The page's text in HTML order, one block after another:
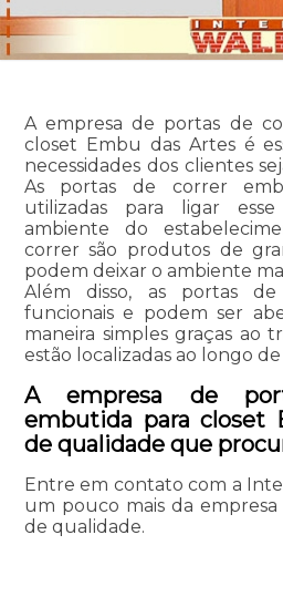
A empresa de portas de
closet Embu das Artes é
necessidades dos clientes
As portas de correr
utilizadas para ligar
ambiente do
correr são produtos de
podem deixar o ambiente
Além disso, as portas
funcionais e podem ser
maneira simples graças ao
estão localizadas ao longo
A empresa de
embutida para closet
de qualidade que
Entre em contato com a
um pouco mais da
de qualidade.